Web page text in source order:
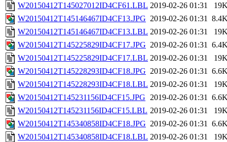
W20150412T145027012ID4CF61.LBL 2019-02-26 01:31
W20150412T145146467ID4CF13.JPG 2019-02-26 01:31
W20150412T145146467ID4CF13.LBL 2019-02-26 01:31
W20150412T145225829ID4CF17.JPG 2019-02-26 01:31
W20150412T145225829ID4CF17.LBL 2019-02-26 01:31
W20150412T145228293ID4CF18.JPG 2019-02-26 01:31
W20150412T145228293ID4CF18.LBL 2019-02-26 01:31
W20150412T145231156ID4CF15.JPG 2019-02-26 01:31
W20150412T145231156ID4CF15.LBL 2019-02-26 01:31
W20150412T145340858ID4CF18.JPG 2019-02-26 01:31
W20150412T145340858ID4CF18.LBL 2019-02-26 01:31